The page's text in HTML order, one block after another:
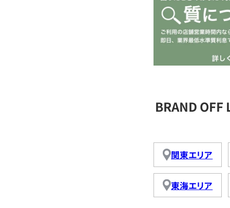
BRAND
関東エリア
東海エリア